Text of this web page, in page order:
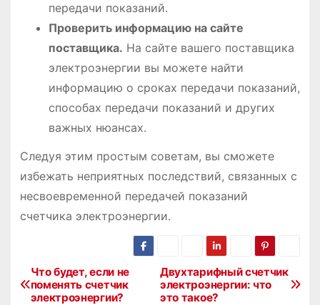
передачи показаний.
Проверить информацию на сайте
поставщика. На сайте вашего поставщика
электроэнергии вы можете найти
информацию о сроках передачи показаний,
способах передачи показаний и других
важных нюансах.
Следуя этим простым советам, вы сможете
избежать неприятных последствий, связанных с
несвоевременной передачей показаний
счетчика электроэнергии.
Н
Двухтарифный счетчик
электроэнергии: что
это такое?
Что будет, если не
поменять счетчик
электроэнергии?